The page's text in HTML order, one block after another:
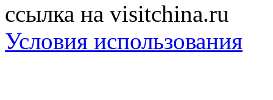
ссылка на visitchina.ru
Условия использования